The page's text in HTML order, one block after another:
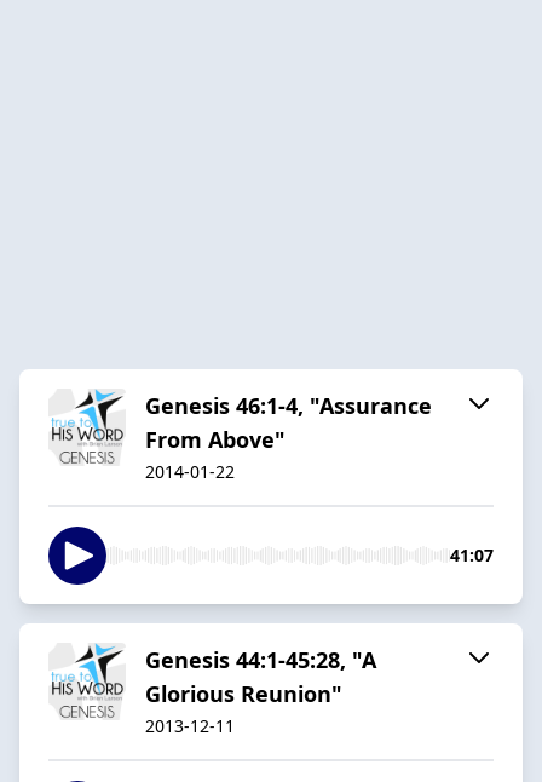
Genesis 46:1-4, "Assurance
From Above"
2014-01-22
41:07
Genesis 44:1-45:28, "A
Glorious Reunion"
2013-12-11